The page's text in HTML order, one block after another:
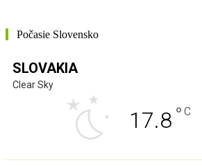
Počasie Slovensko
SLOVAKIA
Clear Sky
17.8 ° C